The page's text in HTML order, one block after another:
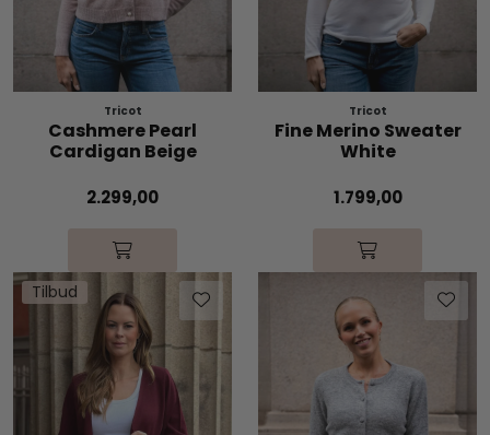
Tricot
Cashmere Pearl
Cardigan Beige
2.299,00
Tricot
Fine Merino Sweater
White
1.799,00
Tilbud